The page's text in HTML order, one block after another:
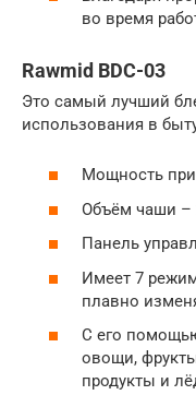
во время
Rawmid BDC-03
Это самый лучший
использования в
Мощность
Объём чаши –
Панель
Имеет 7
плавно
С его
овощи,
продукты и